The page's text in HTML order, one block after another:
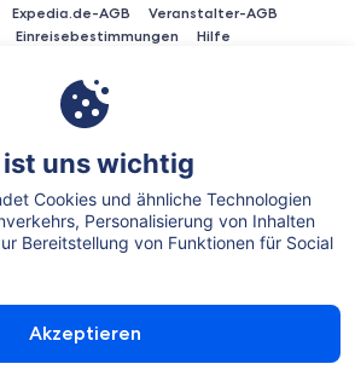
Expedia.de-AGB
Veranstalter-AGB
Einreisebestimmungen Hilfe
Zahlung per American Express, Diner's Club
Visa, Visa Electron, CartaSi, Carte Bleue,
(ELV) und Sofortüberweisung.
Inhalt externer Links nicht verantwortlich.
uns wichtig
Cookies und ähnliche Technologien
Personalisierung von Inhalten
Bereitstellung von Funktionen für Social
Akzeptieren